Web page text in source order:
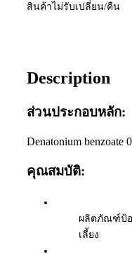
สินค้าไม่รับเปลี่ยน/คืน
Description
ส่วนประกอบหลัก:
Denatonium benzoate
คุณสมบัติ:
ผลิตภัณฑ์ป้อ
เลี้ยง